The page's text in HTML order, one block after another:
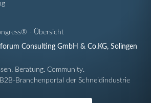
- Übersicht
Beratung. Community.
Branchenportal der Schneidindustrie